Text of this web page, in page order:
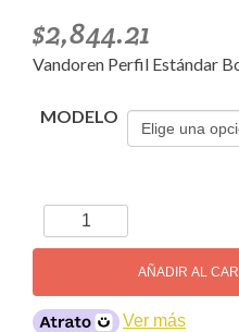
$2,844.21
Vandoren Perfil Estándar
MODELO
Vandoren
Perfil
Boquilla
Clarinete
AÑADIR AL
Ver más